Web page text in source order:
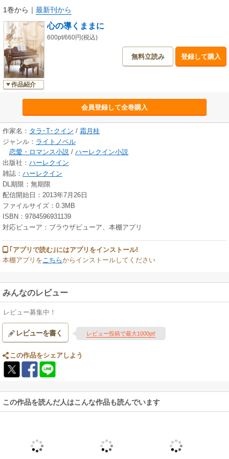
1巻から ｜ 最新刊から
作品紹介
心の導くままに
600pt/660円(税込)
無料立読み 登録して購入
会員登録して全巻購入
作家名： タラ･T･クイン / 霜月桂
ジャンル： ライトノベル
恋愛・ロマンス小説 / ハーレクイン小説
出版社： ハーレクイン
雑誌： ハーレクイン
DL期限：無期限
配信開始日：2013年7月26日
ファイルサイズ：0.3MB
ISBN：9784596931139
対応ビューア：ブラウザビューア、本棚アプリ
｢アプリで読む｣にはアプリをインストール!
本棚アプリをこちらからインストールしてください
みんなのレビュー
レビュー募集中！
レビューを書く レビュー投稿で最大1000pt!
この作品をシェアしよう
この作品を読んだ人はこんな作品も読んでいます